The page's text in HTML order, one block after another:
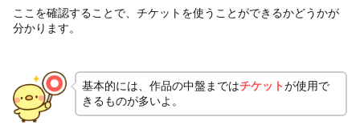
ここを確認することで、チケットを使うことができるかどうかが
分かります。
基本的には、作品の中盤まではチケットが使用で
きるものが多いよ。